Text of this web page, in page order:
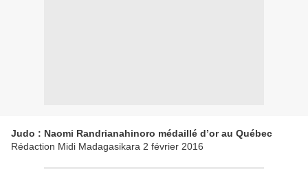
Judo : Naomi Randrianahinoro médaillé d’or au Québec
Rédaction Midi Madagasikara 2 février 2016